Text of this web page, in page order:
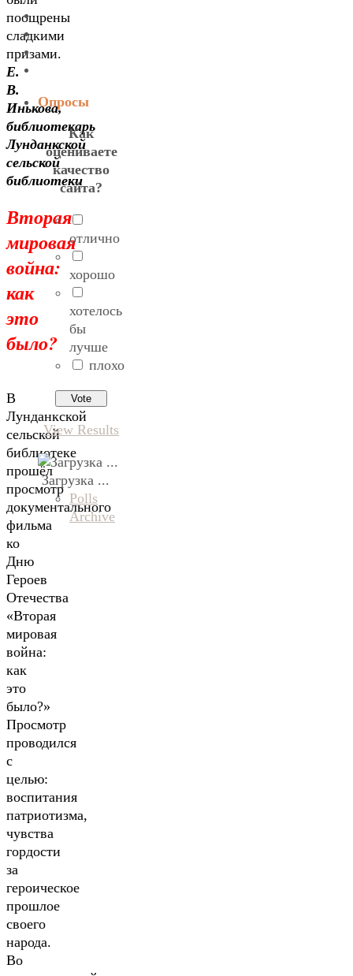
поощрены
сладкими
призами.
Е.
В.
Инькова,
библиотекарь
Лунданкской
сельской
библиотеки
Вторая
мировая
война:
как
это
было?
В
Лунданкской
сельской
библиотеке
прошёл
просмотр
документального
фильма
ко
Дню
Героев
Отечества
«Вторая
мировая
война:
как
это
было?»
Просмотр
проводился
с
целью:
воспитания
патриотизма,
чувства
гордости
за
героическое
прошлое
своего
народа.
Во
Опросы
Как
оцениваете
качество
сайта?
отлично
хорошо
хотелось
бы
лучше
плохо
View Results
Загрузка ...
Polls
Archive